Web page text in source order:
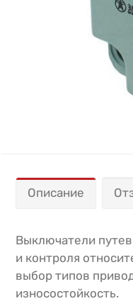
Описание
Выключатели
и контроля
выбор типов
износостойкость.